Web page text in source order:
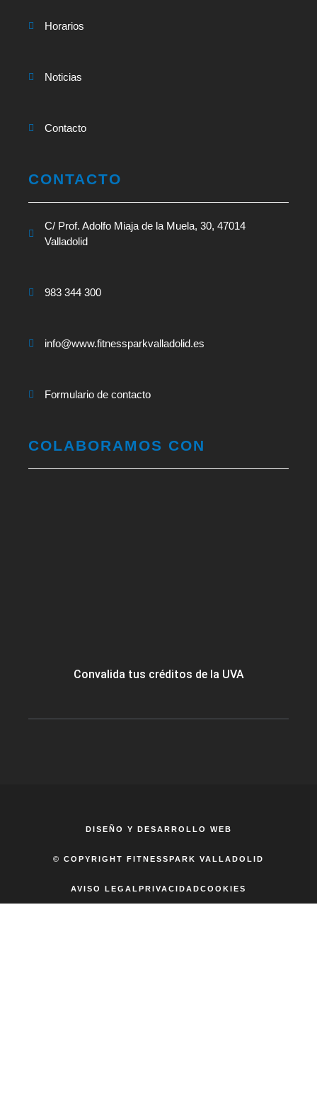
Horarios
Noticias
Contacto
CONTACTO
C/ Prof. Adolfo Miaja de la Muela, 30, 47014
Valladolid
983 344 300
info@www.fitnessparkvalladolid.es
Formulario de contacto
COLABORAMOS CON
Convalida tus créditos de la UVA
AVISO LEGAL PRIVACIDADCOOKIES
© COPYRIGHT FITNESSPARK VALLADOLID
DISEÑO Y DESARROLLO WEB